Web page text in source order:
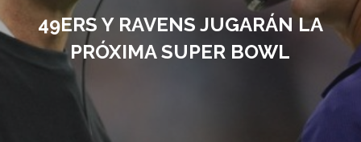
49ERS Y RAVENS JUGARÁN LA
PRÓXIMA SUPER BOWL